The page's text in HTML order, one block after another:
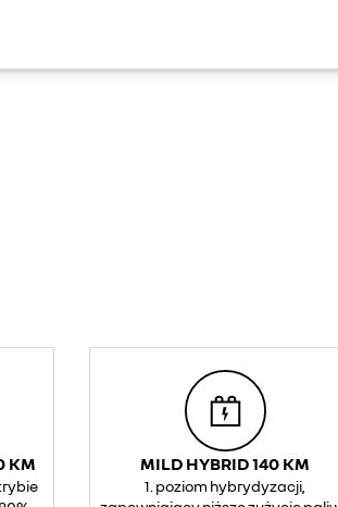
KM MILD HYBRID 140 KM
1. poziom hybrydyzacji,